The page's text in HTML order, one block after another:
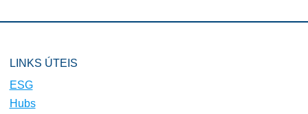
LINKS ÚTEIS
ESG
Hubs